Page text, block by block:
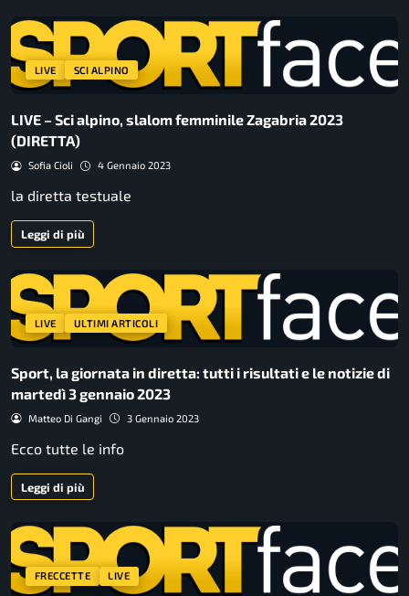
LIVE SCI ALPINO
LIVE – Sci alpino, slalom femminile Zagabria 2023
(DIRETTA)
Sofia Cioli 4 Gennaio 2023
la diretta testuale
Leggi di più
LIVE ULTIMI ARTICOLI
Sport, la giornata in diretta: tutti i risultati e le notizie di
martedì 3 gennaio 2023
Matteo Di Gangi 3 Gennaio 2023
Ecco tutte le info
Leggi di più
FRECCETTE LIVE